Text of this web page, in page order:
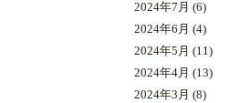
2024年7月 (6)
2024年6月 (4)
2024年5月 (11)
2024年4月 (13)
2024年3月 (8)